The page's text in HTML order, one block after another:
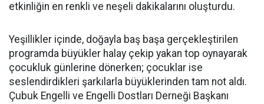
etkinliğin en renkli ve neşeli dakikalarını oluşturdu.
Yeşillikler içinde, doğayla baş başa gerçekleştirilen
programda büyükler halay çekip yakan top oynayarak
çocukluk günlerine dönerken; çocuklar ise
seslendirdikleri şarkılarla büyüklerinden tam not aldı.
Çubuk Engelli ve Engelli Dostları Derneği Başkanı